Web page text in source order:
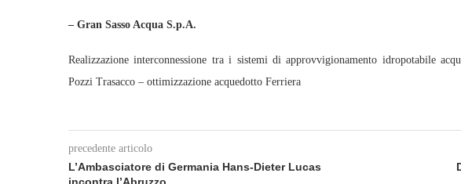
– Gran Sasso Acqua S.p.A.
Realizzazione interconnessione tra i sistemi di approvvigionamento idropotabile
Pozzi Trasacco – ottimizzazione acquedotto Ferriera
precedente articolo
L’Ambasciatore di Germania Hans-Dieter Lucas